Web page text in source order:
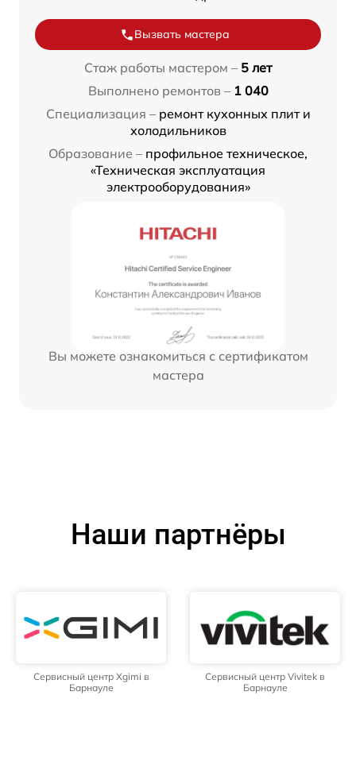
Вызвать мастера
Стаж работы мастером – 5 лет
Выполнено ремонтов – 1 040
Специализация – ремонт кухонных плит и
холодильников
Образование – профильное техническое,
«Техническая эксплуатация
электрооборудования»
Вы можете ознакомиться с сертификатом
мастера
Наши партнёры
Сервисный центр Xgimi в
Барнауле
Сервисный центр Vivitek в
Барнауле